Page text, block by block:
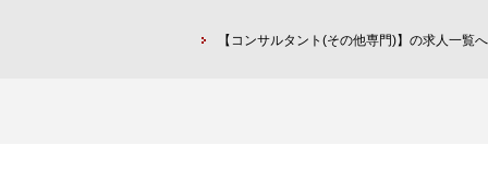
【コンサルタント(その他専門)】の求人一覧へ